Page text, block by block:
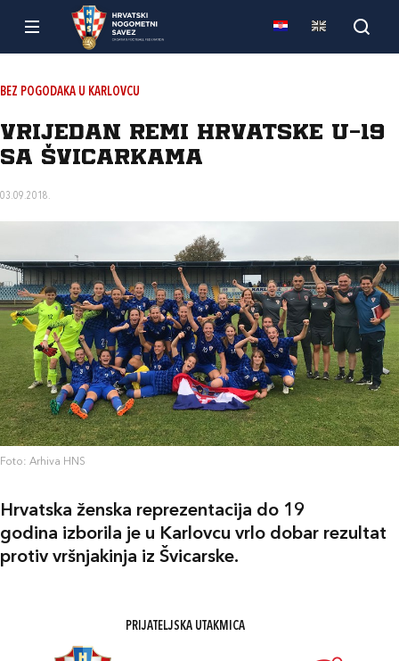
BEZ POGODAKA U KARLOVCU
Vrijedan remi Hrvatske U-19
sa Švicarkama
03.09.2018.
Foto: Arhiva HNS
Hrvatska ženska reprezentacija do 19
godina izborila je u Karlovcu vrlo dobar rezultat
protiv vršnjakinja iz Švicarske.
PRIJATELJSKA UTAKMICA